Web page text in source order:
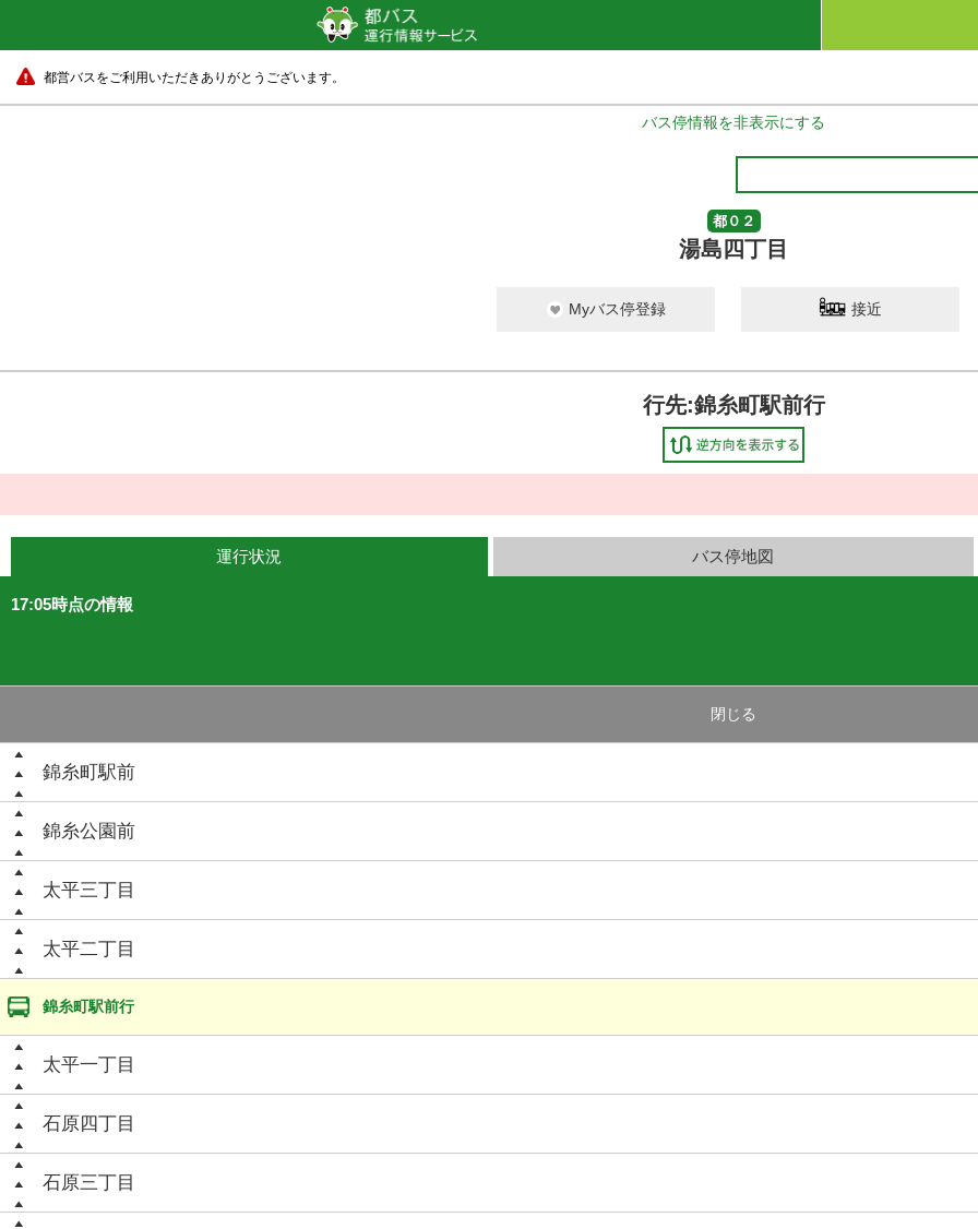
都営バスをご利用いただきありがとうございます。
バス停情報を非表示にする
都０２
湯島四丁目
Myバス停登録 接近
行先:錦糸町駅前行
運行状況 バス停地図
17:05時点の情報
閉じる
錦糸町駅前
錦糸公園前
太平三丁目
太平二丁目
錦糸町駅前行
太平一丁目
石原四丁目
石原三丁目